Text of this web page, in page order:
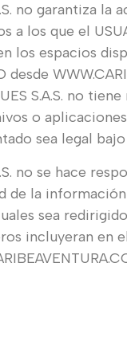
no garantiza
a los que el
los espacios
desde
S.A.S. no
o
sea legal
no se hace
de la
sea
incluyeran en